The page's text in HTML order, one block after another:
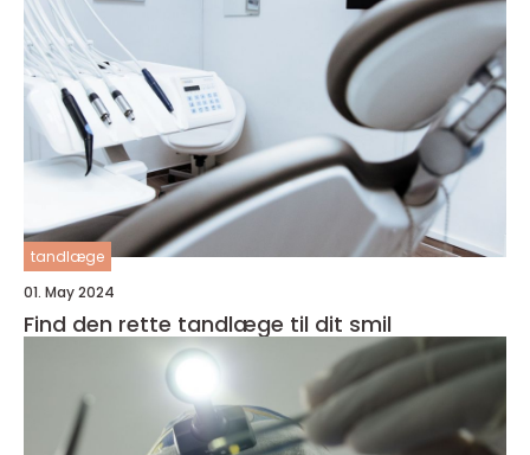
tandlæge
01. May 2024
Find den rette tandlæge til dit smil